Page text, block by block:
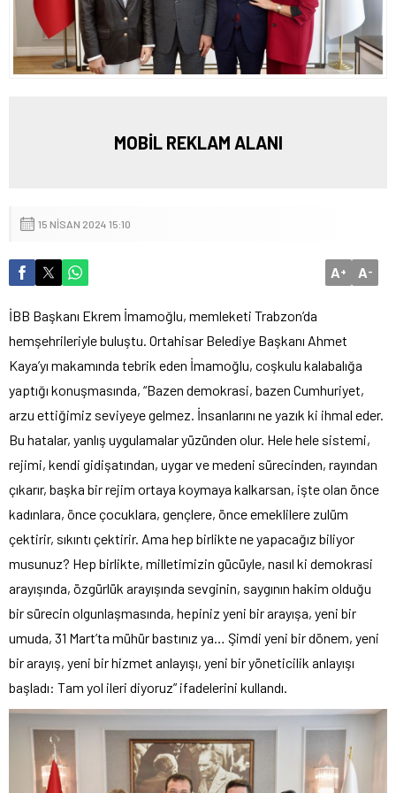
MOBİL REKLAM ALANI
15 NISAN 2024 15:10
A+ A-
İBB Başkanı Ekrem İmamoğlu, memleketi Trabzon’da
hemşehrileriyle buluştu. Ortahisar Belediye Başkanı Ahmet
Kaya’yı makamında tebrik eden İmamoğlu, coşkulu kalabalığa
yaptığı konuşmasında, “Bazen demokrasi, bazen Cumhuriyet,
arzu ettiğimiz seviyeye gelmez. İnsanlarını ne yazık ki ihmal eder.
Bu hatalar, yanlış uygulamalar yüzünden olur. Hele hele sistemi,
rejimi, kendi gidişatından, uygar ve medeni sürecinden, rayından
çıkarır, başka bir rejim ortaya koymaya kalkarsan, işte olan önce
kadınlara, önce çocuklara, gençlere, önce emeklilere zulüm
çektirir, sıkıntı çektirir. Ama hep birlikte ne yapacağız biliyor
musunuz? Hep birlikte, milletimizin gücüyle, nasıl ki demokrasi
arayışında, özgürlük arayışında sevginin, saygının hakim olduğu
bir sürecin olgunlaşmasında, hepiniz yeni bir arayışa, yeni bir
umuda, 31 Mart’ta mühür bastınız ya… Şimdi yeni bir dönem, yeni
bir arayış, yeni bir hizmet anlayışı, yeni bir yöneticilik anlayışı
başladı: Tam yol ileri diyoruz” ifadelerini kullandı.